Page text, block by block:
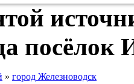
посёлок
» город Железноводск